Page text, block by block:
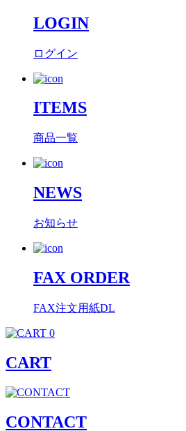
LOGIN
ログイン
ITEMS
商品一覧
NEWS
お知らせ
FAX ORDER
FAX注文用紙DL
0
CART
CONTACT